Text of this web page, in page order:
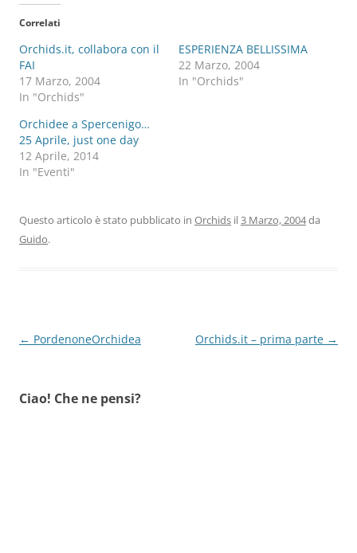
Correlati
Orchids.it, collabora con il
FAI
17 Marzo, 2004
In "Orchids"
ESPERIENZA BELLISSIMA
22 Marzo, 2004
In "Orchids"
Orchidee a Spercenigo…
25 Aprile, just one day
12 Aprile, 2014
In "Eventi"
Questo articolo è stato pubblicato in Orchids il3 Marzo, 2004da
Guido.
Navigazione
← PordenoneOrchidea Orchids.it – prima parte →
Ciao! Che ne pensi?